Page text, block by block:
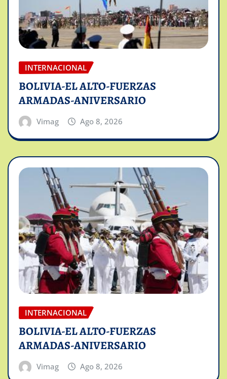
INTERNACIONAL
BOLIVIA-EL ALTO-FUERZAS
ARMADAS-ANIVERSARIO
Vimag Ago 8, 2026
INTERNACIONAL
BOLIVIA-EL ALTO-FUERZAS
ARMADAS-ANIVERSARIO
Vimag Ago 8, 2026